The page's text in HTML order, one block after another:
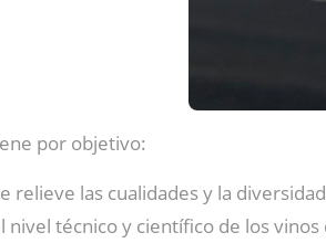
por objetivo:
relieve las cualidades y la
nivel técnico y científico de los